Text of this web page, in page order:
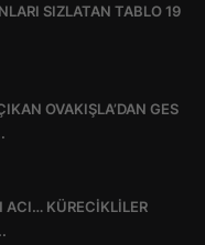
SIZLATAN TABLO 19
OVAKIŞLA’DAN GES
ACI… KÜRECİKLİLER